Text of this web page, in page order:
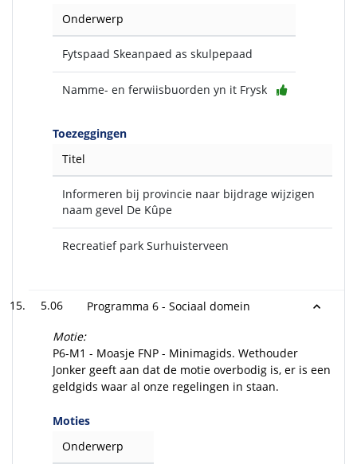
Onderwerp
Fytspaad Skeanpaed as skulpepaad
Namme- en ferwiisbuorden yn it Frysk
Toezeggingen
Titel
Informeren bij provincie naar bijdrage wijzigen
naam gevel De Kûpe
Recreatief park Surhuisterveen
5.06
Programma 6 - Sociaal domein
Motie:
P6-M1 - Moasje FNP - Minimagids. Wethouder
Jonker geeft aan dat de motie overbodig is, er is een
geldgids waar al onze regelingen in staan.
Moties
Onderwerp